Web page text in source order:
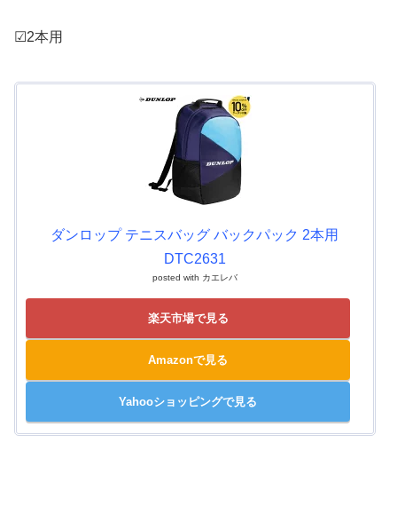
☑2本用
ダンロップ テニスバッグ バックパック 2本用
DTC2631
posted with カエレバ
楽天市場で見る
Amazonで見る
Yahooショッピングで見る